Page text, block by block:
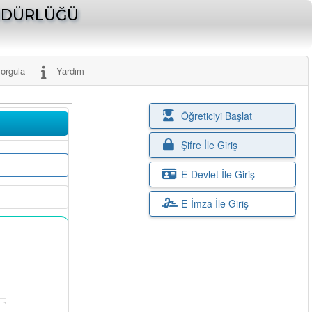
Yardım
Öğreticiyi Başlat
Şifre İle Giriş
E-Devlet İle Giriş
E-İmza İle Giriş